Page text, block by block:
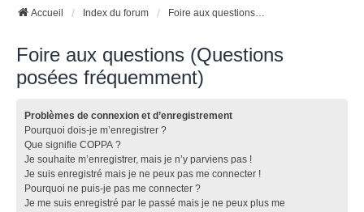
Accueil Index du forum Foire aux questions (Questions posées fréquemment)
Foire aux questions (Questions
posées fréquemment)
Problèmes de connexion et d’enregistrement
Pourquoi dois-je m’enregistrer ?
Que signifie COPPA ?
Je souhaite m’enregistrer, mais je n’y parviens pas !
Je suis enregistré mais je ne peux pas me connecter !
Pourquoi ne puis-je pas me connecter ?
Je me suis enregistré par le passé mais je ne peux plus me